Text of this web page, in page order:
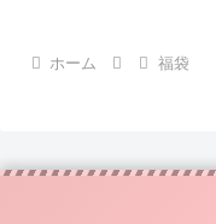
ホーム 福袋